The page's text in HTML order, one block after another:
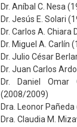
Dr. Aníbal C. Nesa
Dr. Jesús E. Solari
Dr. Carlos A. Chiara
Dr. Miguel A. Carlín
Dr. Julio César
Dr. Juan Carlos
Dr. Daniel Omar
(2008/2009)
Dra. Leonor
Dra. Claudia M.